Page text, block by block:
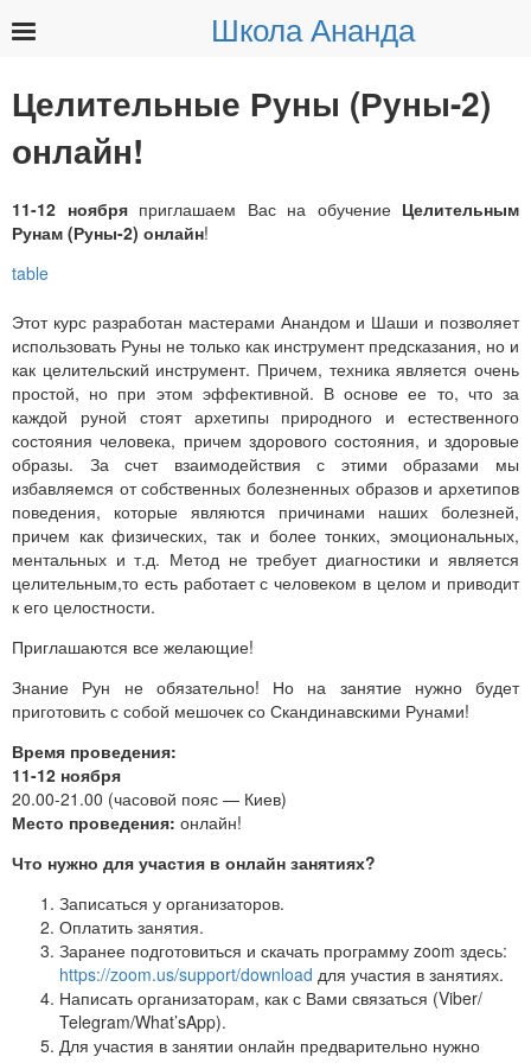
Школа Ананда
Целительные Руны (Руны-2)
онлайн!
11-12 ноября приглашаем Вас на обучение Целительным
Рунам (Руны-2) онлайн!
Этот курс разработан мастерами Анандом и Шаши и позволяет
использовать Руны не только как инструмент предсказания, но и
как целительский инструмент. Причем, техника является очень
простой, но при этом эффективной. В основе ее то, что за
каждой руной стоят архетипы природного и естественного
состояния человека, причем здорового состояния, и здоровые
образы. За счет взаимодействия с этими образами мы
избавляемся от собственных болезненных образов и архетипов
поведения, которые являются причинами наших болезней,
причем как физических, так и более тонких, эмоциональных,
ментальных и т.д. Метод не требует диагностики и является
целительным,то есть работает с человеком в целом и приводит
к его целостности.
Приглашаются все желающие!
Знание Рун не обязательно! Но на занятие нужно будет
приготовить с собой мешочек со Скандинавскими Рунами!
Время проведения:
11-12 ноября
20.00-21.00 (часовой пояс — Киев)
Место проведения: онлайн!
Что нужно для участия в онлайн занятиях?
Записаться у организаторов.
Оплатить занятия.
Заранее подготовиться и скачать программу zoom здесь:
https://zoom.us/support/download для участия в занятиях.
Написать организаторам, как с Вами связаться (Viber/
Telegram/What’sApp).
Для участия в занятии онлайн предварительно нужно